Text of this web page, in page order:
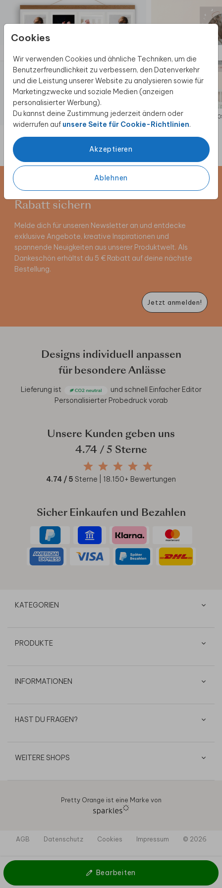
Cookies
Wir verwenden Cookies und ähnliche Techniken, um die
Benutzerfreundlichkeit zu verbessern, den Datenverkehr
und die Leistung unserer Website zu analysieren sowie für
Marketingzwecke und soziale Medien (anzeigen
personalisierter Werbung).
Du kannst deine Zustimmung jederzeit ändern oder
widerrufen auf unsere Seite für Cookie-Richtlinien.
Akzeptieren
Ablehnen
Möglichkeit zum Upload eines
hochauflösenden Fotos oder Motivs.
Beschädigungen zu vermeiden.
Bitte beachte:
Die Farbe kann leicht von der
auf der Karte abweichen, da es sich um ein
anderes Material handelt.
Es wird nicht empfohlen, Rahmen zu
verwenden, ähnlich wie bei Karten.
Beachte:Dieses Produkt wird separat von
anderen Bestellungen verschickt.
LEINWANDPOSTER
Bearbeiten
Newsletter abonnieren und 5 €
Rabatt sichern
Melde dich für unseren Newsletter an und entdecke
exklusive Angebote, kreative Inspirationen und
spannende Neuigkeiten aus unserer Produktwelt. Als
Dankeschön erhältst du 5 € Rabatt auf deine nächste
Bestellung.
Jetzt anmelden!
Designs individuell anpassen
für besondere Anlässe
Lieferung ist und schnell Einfacher Editor
Personalisierter Probedruck vorab
Unsere Kunden geben uns
4.74/ 5 Sterne
4.74 / 5 Sterne | 18.150+ Bewertungen
Sicher Einkaufen und Bezahlen
KATEGORIEN
PRODUKTE
INFORMATIONEN
HAST DU FRAGEN?
WEITERE SHOPS
Pretty Orange ist eine Marke von
AGB Datenschutz Cookies Impressum © 2026